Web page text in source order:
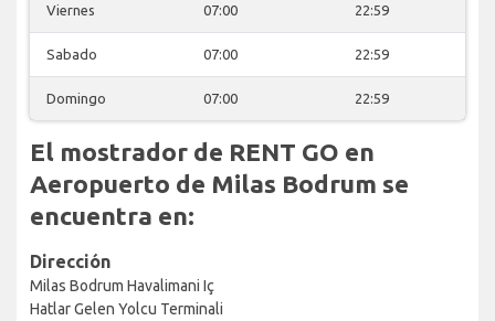
Viernes 07:00 22:59
Sabado 07:00 22:59
Domingo 07:00 22:59
El mostrador de RENT GO en
Aeropuerto de Milas Bodrum se
encuentra en:
Dirección
Milas Bodrum Havalimani Iç
Hatlar Gelen Yolcu Terminali